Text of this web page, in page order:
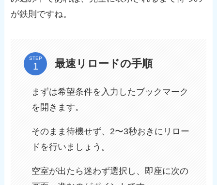
が鉄則ですね。
STEP 最速リロードの手順
まずは希望条件を入力したブックマーク
を開きます。
そのまま待機せず、2〜3秒おきにリロー
ドを行いましょう。
空室が出たら迷わず選択し、即座に次の